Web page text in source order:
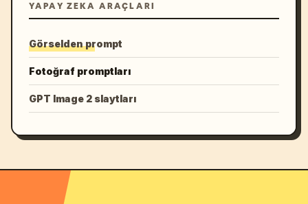
YAPAY ZEKA ARAÇLARI
Görselden prompt
Fotoğraf promptları
GPT Image 2 slaytları